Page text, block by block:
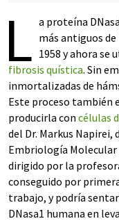
L a proteína
más antiguos
1958 y ahora
fibrosis quística. Sin
inmortalizadas de
Este proceso también
producirla con células
del Dr. Markus
Embriología Molecular
dirigido por la
conseguido por
trabajo, y podría
DNasa1 humana en